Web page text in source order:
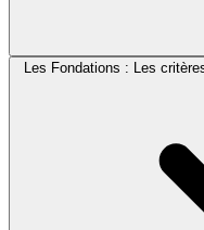
Les Fondations : Les